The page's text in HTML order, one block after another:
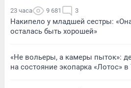
23 часа 9 681 3
Накипело у младшей сестры:
осталась быть хорошей»
«Не вольеры, а камеры пыток»:
на состояние экопарка «Лотос» в